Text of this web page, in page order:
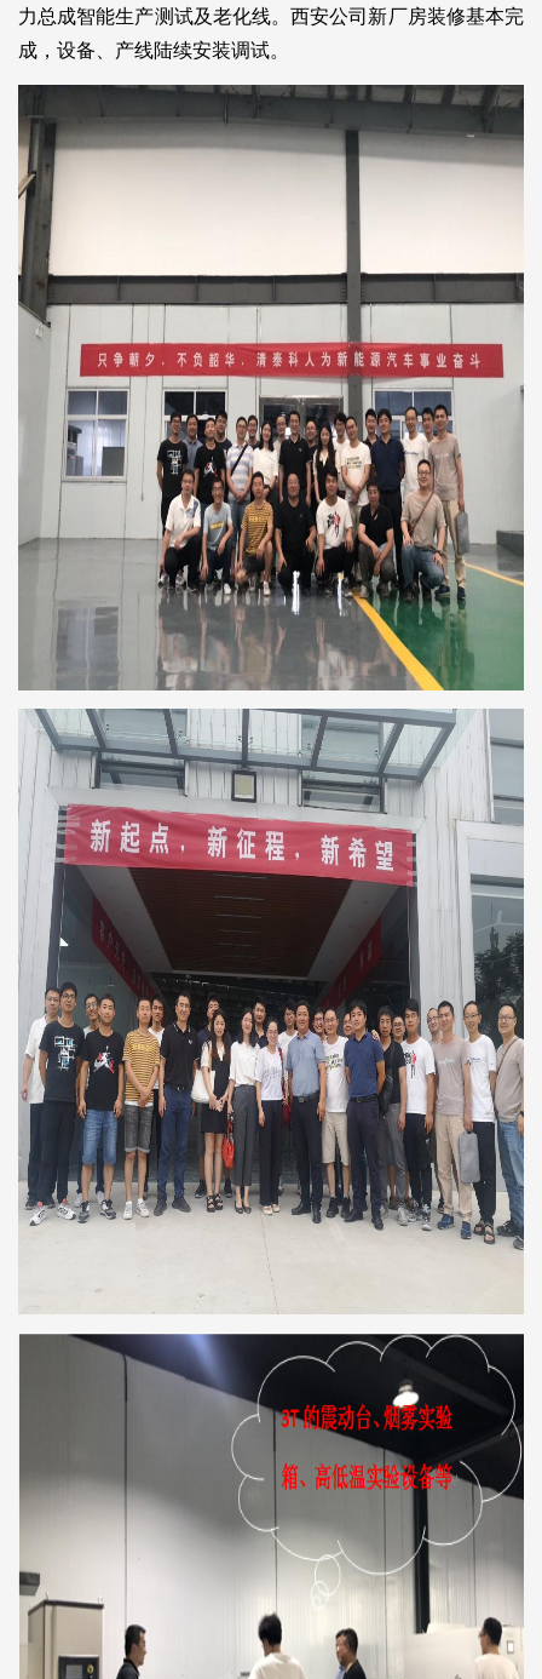
力总成智能生产测试及老化线。西安公司新厂房装修基本完
成，设备、产线陆续安装调试。